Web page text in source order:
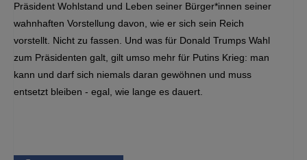
Präsident Wohlstand und Leben seiner Bürger*innen seiner
wahnhaften Vorstellung davon, wie er sich sein Reich
vorstellt. Nicht zu fassen. Und was für Donald Trumps Wahl
zum Präsidenten galt, gilt umso mehr für Putins Krieg: man
kann und darf sich niemals daran gewöhnen und muss
entsetzt bleiben - egal, wie lange es dauert.